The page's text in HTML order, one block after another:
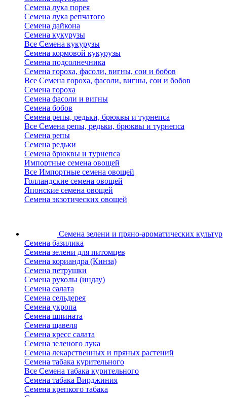
Семена лука порея
Семена лука репчатого
Семена дайкона
Семена кукурузы
Все Семена кукурузы
Семена кормовой кукурузы
Семена подсолнечника
Семена гороха, фасоли, вигны, сои и бобов
Все Семена гороха, фасоли, вигны, сои и бобов
Семена гороха
Семена фасоли и вигны
Семена бобов
Семена репы, редьки, брюквы и турнепса
Все Семена репы, редьки, брюквы и турнепса
Семена репы
Семена редьки
Семена брюквы и турнепса
Импортные семена овощей
Все Импортные семена овощей
Голландские семена овощей
Японские семена овощей
Семена экзотических овощей
Семена зелени и пряно-ароматических культур
Семена базилика
Семена зелени для питомцев
Семена кориандра (Кинза)
Семена петрушки
Семена руколы (индау)
Семена салата
Семена сельдерея
Семена укропа
Семена шпината
Семена щавеля
Семена кресс салата
Семена зеленого лука
Семена лекарственных и пряных растений
Семена табака курительного
Все Семена табака курительного
Семена табака Вирджиния
Семена крепкого табака